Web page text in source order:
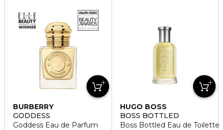
BURBERRY
GODDESS
Goddess Eau de Parfum
HUGO BOSS
BOSS BOTTLED
Boss Bottled Eau de Toilette